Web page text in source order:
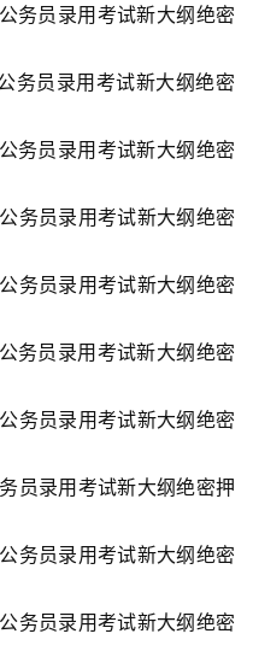
员录用考试新大纲绝密
员录用考试新大纲绝密
员录用考试新大纲绝密
员录用考试新大纲绝密
员录用考试新大纲绝密
员录用考试新大纲绝密
员录用考试新大纲绝密
录用考试新大纲绝密押
员录用考试新大纲绝密
员录用考试新大纲绝密